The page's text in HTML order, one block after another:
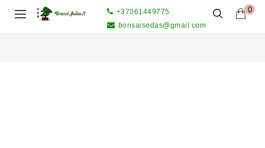
0
+37061449775
bonsaisodas@gmail.com